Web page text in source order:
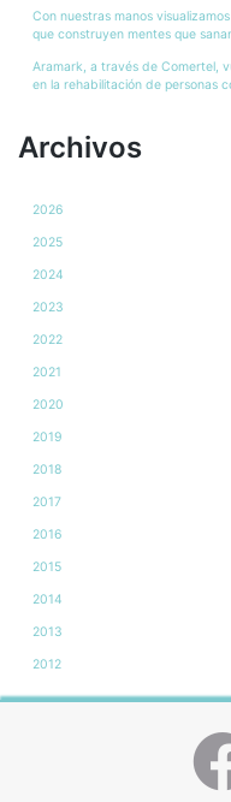
Con nuestras manos
que construyen mentes que
Aramark, a través de Comertel,
en la rehabilitación de personas
Archivos
2026
2025
2024
2023
2022
2021
2020
2019
2018
2017
2016
2015
2014
2013
2012